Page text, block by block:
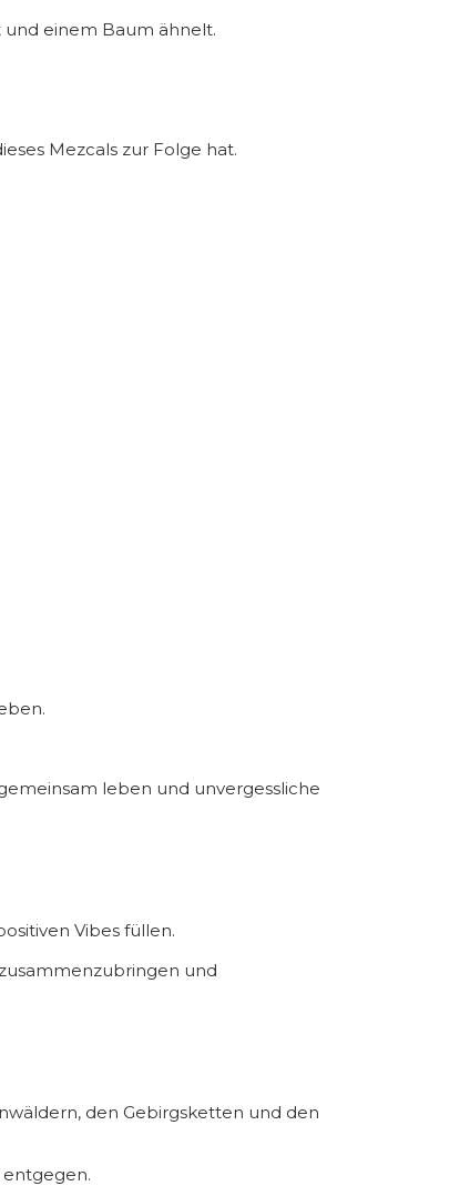
und einem Baum ähnelt.
Mezcals zur Folge hat.
leben und unvergessliche
Vibes füllen.
und
den Gebirgsketten und den